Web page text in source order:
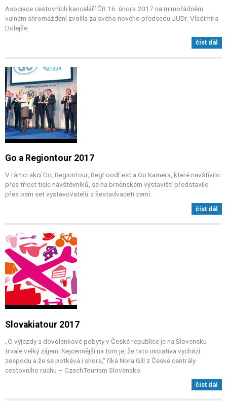
Asociace cestovních kanceláří ČR 16. února 2017 na mimořádném
valném shromáždění zvolila za svého nového předsedu JUDr. Vladimíra
Dolejše.
číst dál
Go a Regiontour 2017
V rámci akcí Go, Regiontour, RegFoodFest a Go Kamera, které navštívilo
přes třicet tisíc návštěvníků, se na brněnském výstavišti představilo
přes osm set vystavovatelů z šestadvaceti zemí.
číst dál
Slovakiatour 2017
„O výjezdy a dovolenkové pobyty v České republice je na Slovensku
trvale velký zájem. Nejcennější na tom je, že tato iniciativa vychází
zespodu a že se potkává i shora,“ říká Nora Gill z České centrály
cestovního ruchu – CzechTourism Slovensko
číst dál